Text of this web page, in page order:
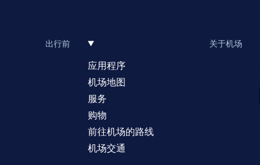
出行前 关于机场
应用程序
机场地图
服务
购物
前往机场的路线
机场交通